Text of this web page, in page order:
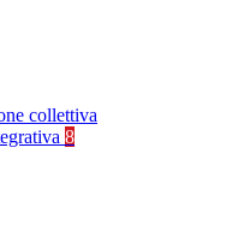
collettiva
8